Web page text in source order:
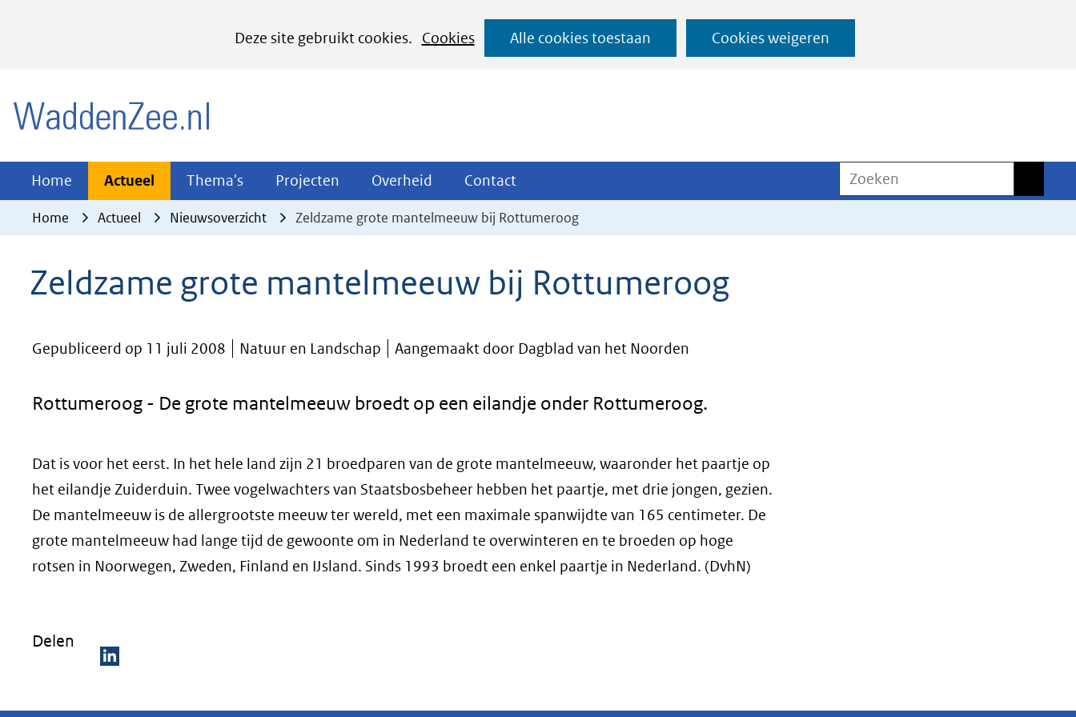
Deze site gebruikt cookies.
Cookies
het
cookies
website
worden
Alle cookies toestaan Cookies weigeren
Ga
naar
Home Actueel Actueel
Uitklappen
Thema's Thema's
Uitklappen
Projecten Projecten
Uitklappen
Overheid Overheid
Uitklappen
Contact
Uitklappen
Zoeken
Home Actueel Nieuwsoverzicht Zeldzame grote mantelmeeuw bij Rottumeroog
Zeldzame grote mantelmeeuw bij Rottumeroog
Gepubliceerd op 11 juli 2008 Natuur en Landschap Aangemaakt door Dagblad van het Noorden
Rottumeroog - De grote mantelmeeuw broedt op een eilandje onder Rottumeroog.
Dat is voor het eerst. In het hele land zijn 21 broedparen van de grote mantelmeeuw, waaronder het paartje op
het eilandje Zuiderduin. Twee vogelwachters van Staatsbosbeheer hebben het paartje, met drie jongen, gezien.
De mantelmeeuw is de allergrootste meeuw ter wereld, met een maximale spanwijdte van 165 centimeter. De
grote mantelmeeuw had lange tijd de gewoonte om in Nederland te overwinteren en te broeden op hoge
rotsen in Noorwegen, Zweden, Finland en IJsland. Sinds 1993 broedt een enkel paartje in Nederland. (DvhN)
Delen
e